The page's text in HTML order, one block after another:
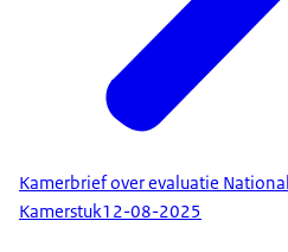
Kamerbrief over evaluatie
Kamerstuk12-08-2025